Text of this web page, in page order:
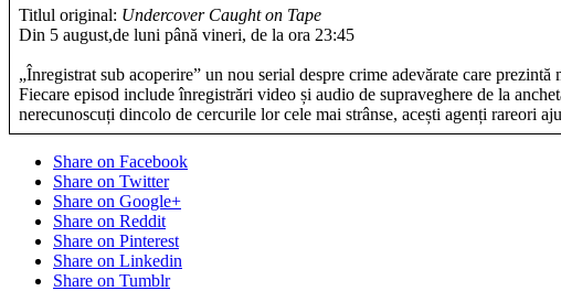
Titlul original: Undercover Caught on Tape
Din 5 august,de luni până vineri, de la ora 23:45
„Înregistrat sub acoperire” un nou serial despre crime adevărate care
Fiecare episod include înregistrări video și audio de supraveghere de la
nerecunoscuți dincolo de cercurile lor cele mai strânse, acești agenți rareori
Share on Facebook
Share on Twitter
Share on Google+
Share on Reddit
Share on Pinterest
Share on Linkedin
Share on Tumblr